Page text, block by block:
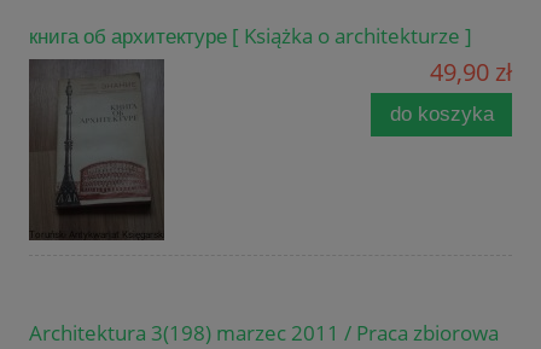
книга об архитектуре [ Książka o architekturze ]
49,90 zł
do koszyka
Architektura 3(198) marzec 2011 / Praca zbiorowa